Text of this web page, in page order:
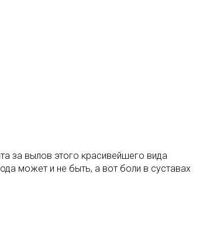
за вылов этого красивейшего вида
может и не быть, а вот боли в суставах